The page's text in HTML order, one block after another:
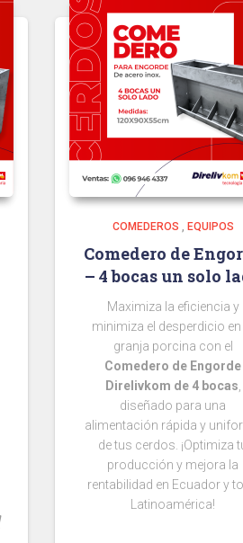
COMEDEROS , EQUIPOS
Comedero de
– 4 bocas un solo
Maximiza la eficiencia y
minimiza el desperdicio en
granja porcina con el
Comedero de Engorde
Direlivkom de 4 bocas
diseñado para una
alimentación rápida y
de tus cerdos. ¡Optimiza
producción y mejora la
rentabilidad en Ecuador y
Latinoamérica!